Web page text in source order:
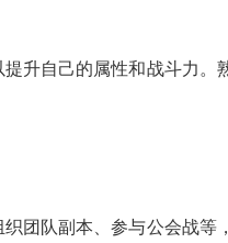
升自己的属性和战斗力。
团队副本、参与公会战等